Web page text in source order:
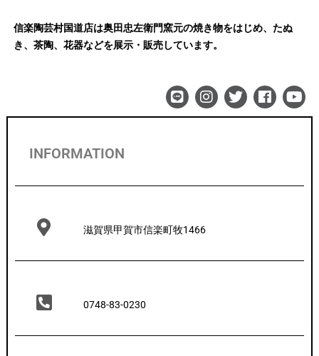
信楽陶芸村国道店は奥田忠左衛門窯元の焼き物をはじめ、たぬ
き、茶陶、花器などを展示・販売しています。
INFORMATION
滋賀県甲賀市信楽町牧1466
0748-83-0230